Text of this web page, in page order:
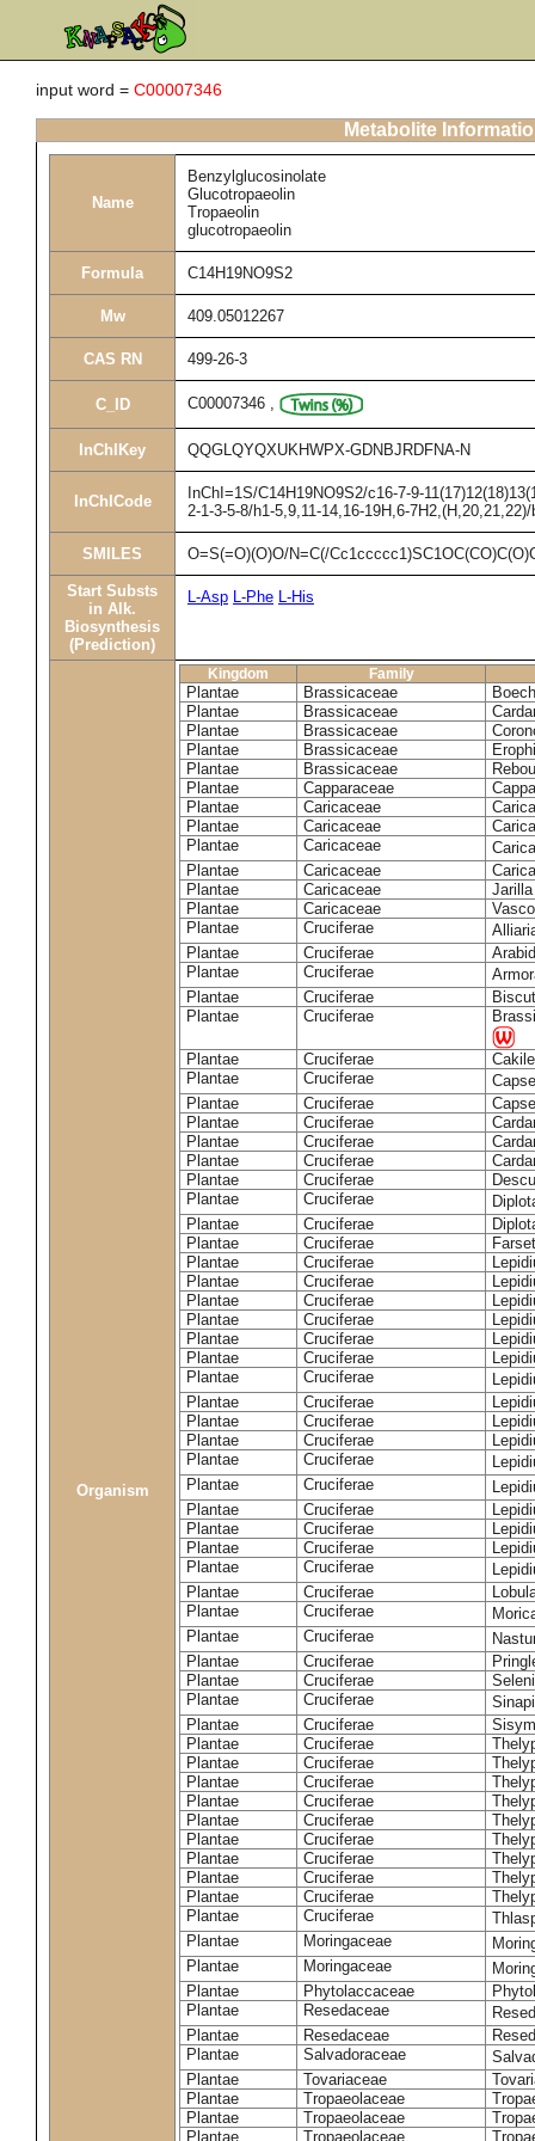
input word = C00007346
Metabolite
Name
Benzylglucosinolate
Glucotropaeolin
Tropaeolin
glucotropaeolin
Formula C14H19NO9S2
Mw 409.05012267
CAS RN 499-26-3
C_ID C00007346 ,
InChIKey QQGLQYQXUKHWPX-GDNBJRDFNA-N
InChICode
InChI=1S/C14H19NO9S2/c16-7-9-
2-1-3-5-8/h1-5,9,11-14,16-19H,6-
SMILES O=S(=O)(O)O/N=C(/
Start Substs
in Alk.
Biosynthesis
(Prediction)
L-Asp L-Phe L-His
Organism
Kingdom Family
Plantae Brassicaceae
Plantae
Brassicaceae
Plantae
Brassicaceae
Plantae
Brassicaceae
Plantae
Brassicaceae
Plantae
Capparaceae
Plantae
Caricaceae
Plantae
Caricaceae
Plantae
Caricaceae
Plantae
Caricaceae
Plantae
Caricaceae
Plantae
Caricaceae
Plantae
Cruciferae
Plantae
Cruciferae
Plantae
Cruciferae
Plantae
Cruciferae
Plantae
Cruciferae
Plantae Cruciferae
Plantae
Cruciferae
Plantae
Cruciferae
Plantae
Cruciferae
Plantae
Cruciferae
Plantae
Cruciferae
Plantae
Cruciferae
Plantae
Cruciferae
Plantae
Cruciferae
Plantae
Cruciferae
Plantae
Cruciferae
Plantae
Cruciferae
Plantae
Cruciferae
Plantae
Cruciferae
Plantae
Cruciferae
Plantae
Cruciferae
Plantae
Cruciferae
Plantae
Cruciferae
Plantae
Cruciferae
Plantae
Cruciferae
Plantae
Cruciferae
Plantae
Cruciferae
Plantae
Cruciferae
Plantae
Cruciferae
Plantae
Cruciferae
Plantae
Cruciferae
Plantae
Cruciferae
Plantae
Cruciferae
Plantae
Cruciferae
Plantae
Cruciferae
Plantae
Cruciferae
Plantae
Cruciferae
Plantae
Cruciferae
Plantae
Cruciferae
Plantae
Cruciferae
Plantae
Cruciferae
Plantae
Cruciferae
Plantae
Cruciferae
Plantae
Cruciferae
Plantae
Cruciferae
Plantae
Cruciferae
Plantae
Cruciferae
Plantae
Cruciferae
Plantae
Moringaceae
Plantae
Moringaceae
Plantae
Phytolaccaceae
Plantae
Resedaceae
Plantae
Resedaceae
Plantae
Salvadoraceae
Plantae
Tovariaceae
Plantae
Tropaeolaceae
Plantae
Tropaeolaceae
Plantae
Tropaeolaceae